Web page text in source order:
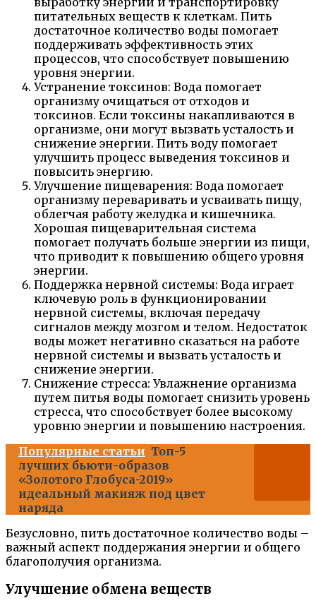
питательных веществ к клеткам. Пить
достаточное количество воды помогает
поддерживать эффективность этих
процессов, что способствует повышению
уровня энергии.
Устранение токсинов: Вода помогает
организму очищаться от отходов и
токсинов. Если токсины накапливаются в
организме, они могут вызвать усталость и
снижение энергии. Пить воду помогает
улучшить процесс выведения токсинов и
повысить энергию.
Улучшение пищеварения: Вода помогает
организму переваривать и усваивать пищу,
облегчая работу желудка и кишечника.
Хорошая пищеварительная система
помогает получать больше энергии из пищи,
что приводит к повышению общего уровня
энергии.
Поддержка нервной системы: Вода играет
ключевую роль в функционировании
нервной системы, включая передачу
сигналов между мозгом и телом. Недостаток
воды может негативно сказаться на работе
нервной системы и вызвать усталость и
снижение энергии.
Снижение стресса: Увлажнение организма
путем питья воды помогает снизить уровень
стресса, что способствует более высокому
уровню энергии и повышению настроения.
Популярные статьи Топ-5
лучших бьюти-образов
«Золотого Глобуса-2019»
идеальный макияж под цвет
наряда
Безусловно, пить достаточное количество воды –
важный аспект поддержания энергии и общего
благополучия организма.
Улучшение обмена веществ